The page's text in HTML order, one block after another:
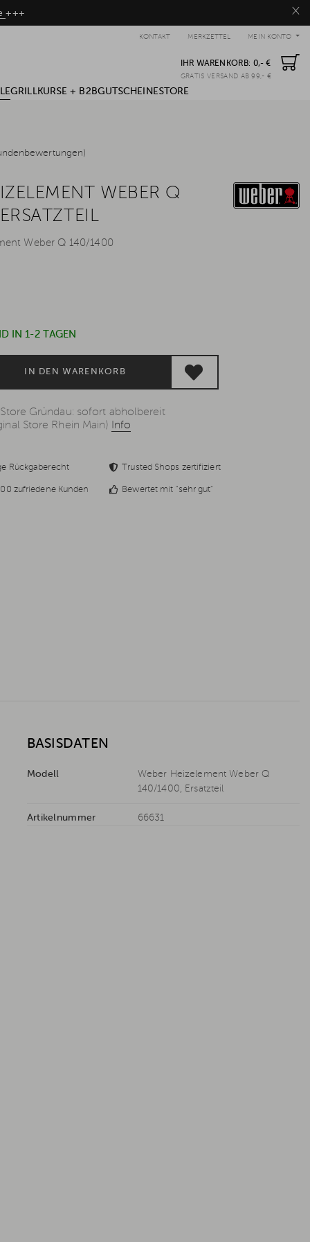
×
+++
MEIN KONTO
MERKZETTEL
KONTAKT
IHR WARENKORB: 0,- €
GRATIS VERSAND AB 99,- €
GRILLKURSE + B2BGUTSCHEINESTORE
WEBER Q
Weber Q 140/1400
IN 1-2 TAGEN
IN DEN WARENKORB
Gründau: sofort abholbereit
Store Rhein Main)
Info
Rückgaberecht Trusted Shops zertifiziert
zufriedene Kunden Bewertet mit "sehr gut"
BASISDATEN
Modell
Weber Heizelement Weber Q
140/1400, Ersatzteil
Artikelnummer 66631